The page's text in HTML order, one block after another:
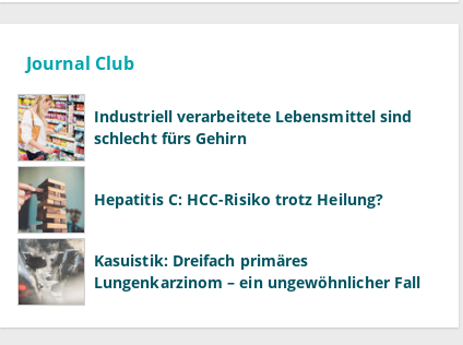
Journal Club
Industriell verarbeitete Lebensmittel sind
schlecht fürs Gehirn
Hepatitis C: HCC-Risiko trotz Heilung?
Kasuistik: Dreifach primäres
Lungenkarzinom – ein ungewöhnlicher Fall